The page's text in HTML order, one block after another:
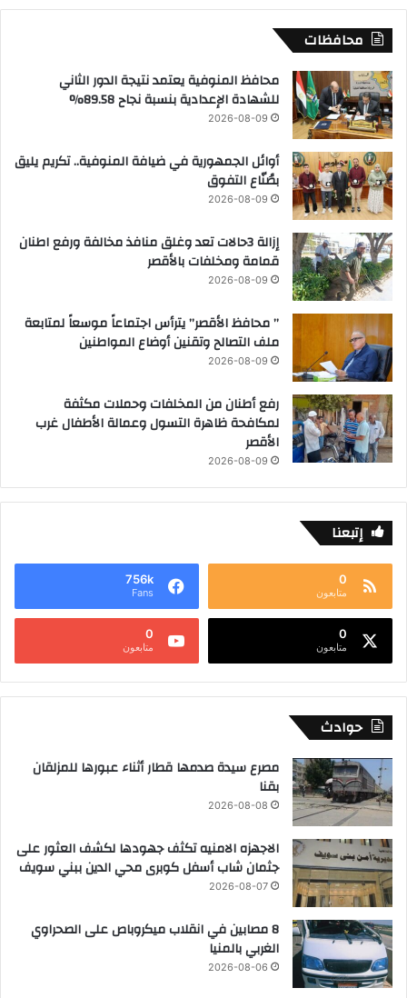
محافظات
محافظ المنوفية يعتمد نتيجة الدور الثاني
للشهادة الإعدادية بنسبة نجاح 89.58%
2026-08-09
أوائل الجمهورية في ضيافة المنوفية.. تكريم يليق
بصُنّاع التفوق
2026-08-09
إزالة 3حالات تعد وغلق منافذ مخالفة ورفع اطنان
قمامة ومخلفات بالأقصر
2026-08-09
” محافظ الأقصر” يترأس اجتماعاً موسعاً لمتابعة
ملف التصالح وتقنين أوضاع المواطنين
2026-08-09
رفع أطنان من المخلفات وحملات مكثفة
لمكافحة ظاهرة التسول وعمالة الأطفال غرب
الأقصر
2026-08-09
إتبعنا
0
متابعون
756k
Fans
0
متابعون
0
متابعون
حوادث
مصرع سيدة صدمها قطار أثناء عبورها للمزلقان
بقنا
2026-08-08
الاجهزه الامنيه تكثف جهودها لكشف العثور على
جثمان شاب أسفل كوبرى محي الدين ببني سويف
2026-08-07
8 مصابين في انقلاب ميكروباص على الصحراوي
الغربي بالمنيا
2026-08-06